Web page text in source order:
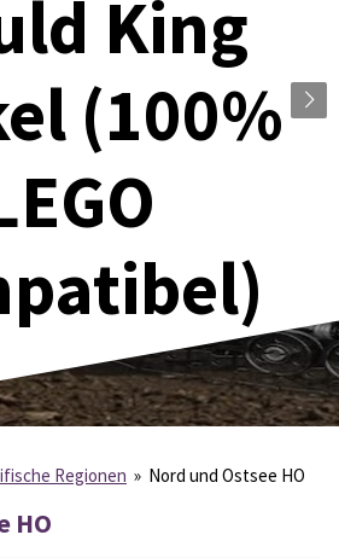
King
(100%
Regionen » Nord und Ostsee HO
HO